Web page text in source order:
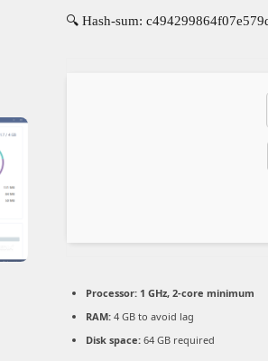
🔍 Hash-sum:
Processor: 1 GHz, 2-core minimum
RAM: 4 GB to avoid lag
Disk space: 64 GB required